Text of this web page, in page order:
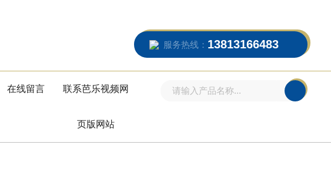
服务热线： 13813166483
在线留言 联系芭乐视频网
页版网站